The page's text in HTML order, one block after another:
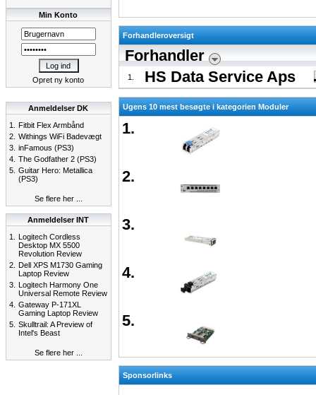
Min Konto
Opret ny konto
Anmeldelser DK
1.
Fitbit Flex Armbånd
2. Withings WiFi Badevægt
3. inFamous (PS3)
4. The Godfather 2 (PS3)
5. Guitar Hero: Metallica
(PS3)
Se flere her ...
Anmeldelser INT
1.
Logitech Cordless
Desktop MX 5500
Revolution Review
2. Dell XPS M1730 Gaming
Laptop Review
3. Logitech Harmony One
Universal Remote Review
4. Gateway P-171XL
Gaming Laptop Review
5. Skulltrail: A Preview of
Intel's Beast
Se flere her ...
Forhandleroversigt
Forhandler
1. HS Data Service Aps
Ugens 10 mest besøgte i kategorien Moduler
1.
2.
3.
4.
5.
Sponsorlinks